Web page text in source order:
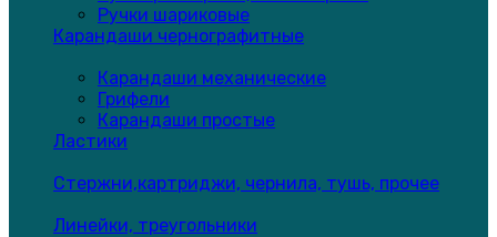
Ручки шариковые
Карандаши чернографитные
Карандаши механические
Грифели
Карандаши простые
Ластики
Стержни,картриджи, чернила, тушь, прочее
Линейки, треугольники